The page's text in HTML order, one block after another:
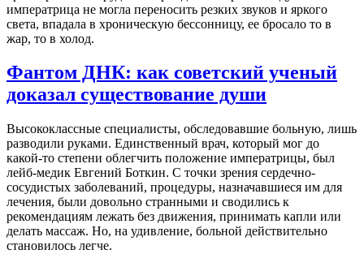
императрица не могла переносить резких звуков и яркого
света, впадала в хроническую бессонницу, ее бросало то в
жар, то в холод.
Фантом ДНК: как советский ученый
доказал существование души
Высококлассные специалисты, обследовавшие больную, лишь
разводили руками. Единственный врач, который мог до
какой-то степени облегчить положение императрицы, был
лейб-медик Евгений Боткин. С точки зрения сердечно-
сосудистых заболеваний, процедуры, назначавшиеся им для
лечения, были довольно странными и сводились к
рекомендациям лежать без движения, принимать капли или
делать массаж. Но, на удивление, больной действительно
становилось легче.